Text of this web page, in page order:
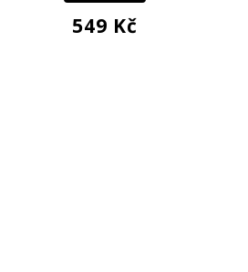
549 Kč